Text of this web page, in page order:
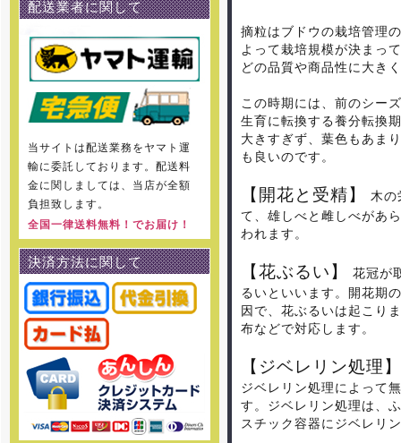
摘粒はブドウの栽培管理
よって栽培規模が決まっ
どの品質や商品性に大き
この時期には、前のシー
生育に転換する養分転換
大きすぎず、葉色もあま
も良いのです。
【開花と受精】
木の
て、雄しべと雌しべがあ
われます。
【花ぶるい】
花冠が
るいといいます。開花期
因で、花ぶるいは起こり
布などで対応します。
【ジベレリン処理】
ジベレリン処理によって
す。ジベレリン処理は、
スチック容器にジベレリ
配送業者に関して
当サイトは配送業務をヤマト運
輸に委託しております。配送料
金に関しましては、当店が全額
負担致します。
全国一律送料無料！でお届け！
決済方法に関して